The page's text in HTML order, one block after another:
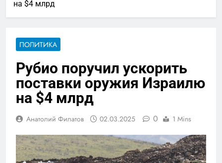
на $4 млрд
ПОЛИТИКА
Рубио поручил ускорить
поставки оружия Израилю
на $4 млрд
Анатолий Филатов 02.03.2025 0 1 Mins